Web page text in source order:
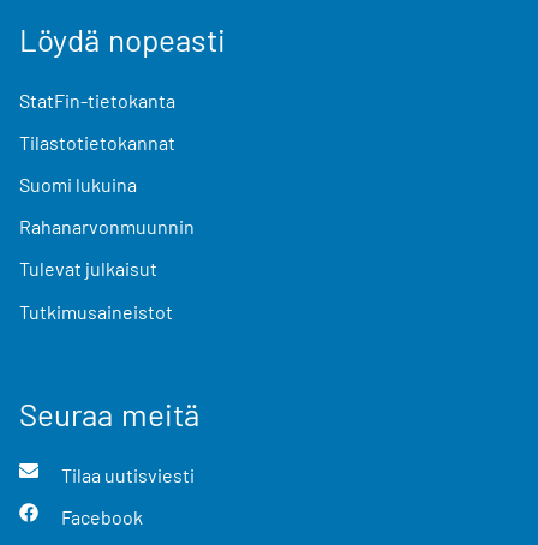
Löydä nopeasti
StatFin-tietokanta
Tilastotietokannat
Suomi lukuina
Rahanarvonmuunnin
Tulevat julkaisut
Tutkimusaineistot
Seuraa meitä
Tilaa uutisviesti
Facebook